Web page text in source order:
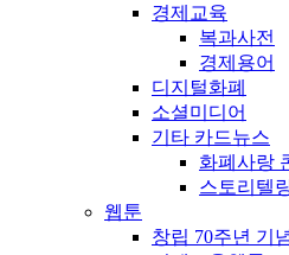
경제교육
복과사전
경제용어
디지털화폐
소셜미디어
기타 카드뉴스
화폐사랑
스토리텔
웹툰
창립 70주년 기